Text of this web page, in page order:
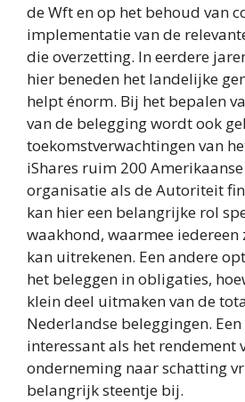
de Wft en op het behoud van
implementatie van de
die overzetting. In eerdere
hier beneden het landelijke
helpt énorm. Bij het bepalen
van de belegging wordt ook
toekomstverwachtingen van
iShares ruim 200
organisatie als de Autoriteit
kan hier een belangrijke rol
waakhond, waarmee iedereen
kan uitrekenen. Een andere
het beleggen in obligaties,
klein deel uitmaken van de
Nederlandse beleggingen.
interessant als het rendement
onderneming naar schatting
belangrijk steentje bij.